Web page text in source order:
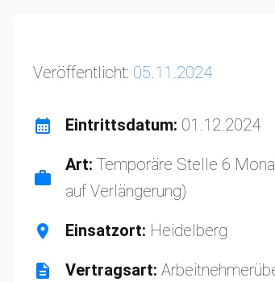
Veröffentlicht: 05.11.2024
Eintrittsdatum: 01.12.2024
Art: Temporäre Stelle 6
auf Verlängerung)
Einsatzort: Heidelberg
Vertragsart: